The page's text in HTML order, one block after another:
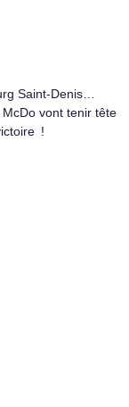
Saint-Denis…
vont tenir tête
!